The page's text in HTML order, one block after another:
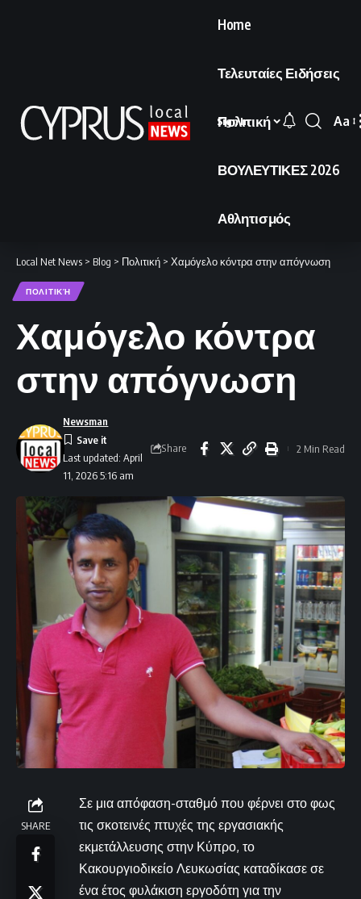
Home
Τελευταίες Ειδήσεις
Πολιτική
ΒΟΥΛΕΥΤΙΚΕΣ 2026
Αθλητισμός
Sign In
Font
Aa
Local Net News > Blog > Πολιτική > Χαμόγελο κόντρα στην απόγνωση
ΠΟΛΙΤΙΚΉ
Χαμόγελο κόντρα
στην απόγνωση
Last updated: April
11, 2026 5:16 am
Newsman
Share 2 Min Read
SHARE
Σε μια απόφαση-σταθμό που φέρνει στο φως
τις σκοτεινές πτυχές της εργασιακής
εκμετάλλευσης στην Κύπρο, το
Κακουργιοδικείο Λευκωσίας καταδίκασε σε
ένα έτος φυλάκιση εργοδότη για την